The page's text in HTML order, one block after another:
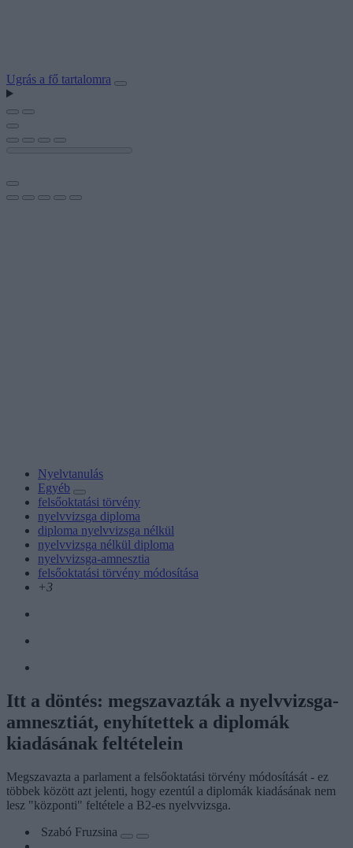
Ugrás a fő tartalomra
Nyelvtanulás
Egyéb
felsőoktatási törvény
nyelvvizsga diploma
diploma nyelvvizsga nélkül
nyelvvizsga nélkül diploma
nyelvvizsga-amnesztia
felsőoktatási törvény módosítása
+3
Itt a döntés: megszavazták a nyelvvizsga-
amnesztiát, enyhítettek a diplomák
kiadásának feltételein
Megszavazta a parlament a felsőoktatási törvény módosítását - ez
többek között azt jelenti, hogy ezentúl a diplomák kiadásának nem
lesz "központi" feltétele a B2-es nyelvvizsga.
Szabó Fruzsina